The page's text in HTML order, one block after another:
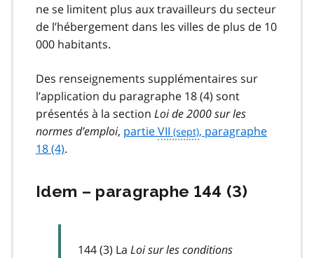
ne se limitent plus aux travailleurs du secteur
de l’hébergement dans les villes de plus de 10
000 habitants.
Des renseignements supplémentaires sur
l’application du paragraphe 18 (4) sont
présentés à la section Loi de 2000 sur les
normes d’emploi, partieVII
, paragraphe
18 (4).
Idem – paragraphe 144 (3)
144 (3) La Loi sur les conditions